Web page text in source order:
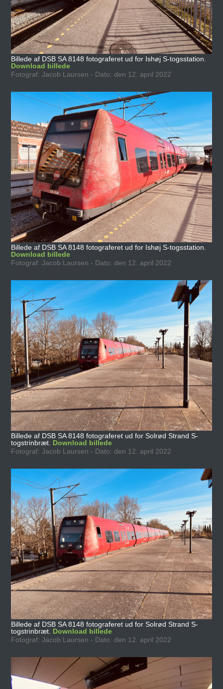
Billede af DSB SA 8148 fotograferet ud for Ishøj S-togsstation.
Download billede
Fotograf: Jacob Laursen - Dato: den 12. april 2022
Billede af DSB SA 8148 fotograferet ud for Ishøj S-togsstation.
Download billede
Fotograf: Jacob Laursen - Dato: den 12. april 2022
Billede af DSB SA 8148 fotograferet ud for Solrød Strand S-
togstrinbræt. Download billede
Fotograf: Jacob Laursen - Dato: den 12. april 2022
Billede af DSB SA 8148 fotograferet ud for Solrød Strand S-
togstrinbræt. Download billede
Fotograf: Jacob Laursen - Dato: den 12. april 2022